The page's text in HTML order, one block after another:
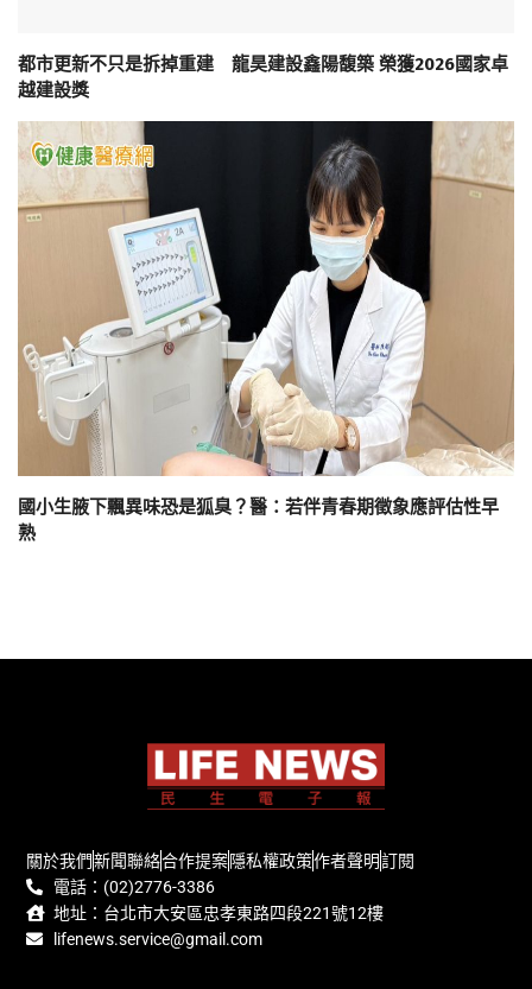
都市更新不只是拆掉重建 龍昊建設鑫陽馥築 榮獲2026國家卓
越建設獎
國小生腋下飄異味恐是狐臭？醫：若伴青春期徵象應評估性早
熟
關於我們新聞聯絡合作提案隱私權政策作者聲明訂閱
電話：(02)2776-3386
地址：台北市大安區忠孝東路四段221號12樓
lifenews.service@gmail.com